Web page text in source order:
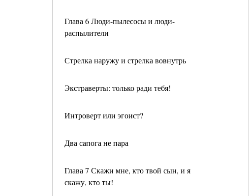
Глава 6 Люди-пылесосы и люди-
распылители
Стрелка наружу и стрелка вовнутрь
Экстраверты: только ради тебя!
Интроверт или эгоист?
Два сапога не пара
Глава 7 Скажи мне, кто твой сын, и я
скажу, кто ты!